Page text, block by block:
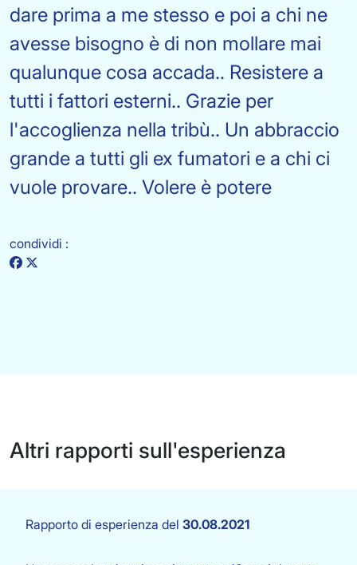
dare prima a me stesso e poi a chi ne
avesse bisogno è di non mollare mai
qualunque cosa accada.. Resistere a
tutti i fattori esterni.. Grazie per
l'accoglienza nella tribù.. Un abbraccio
grande a tutti gli ex fumatori e a chi ci
vuole provare.. Volere è potere
condividi :
Altri rapporti sull'esperienza
Rapporto di esperienza del 30.08.2021